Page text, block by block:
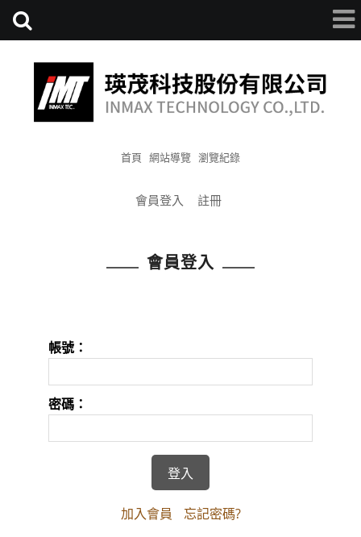
首頁 網站導覽 瀏覽紀錄
會員登入 註冊
會員登入
帳號：
密碼：
加入會員 忘記密碼?